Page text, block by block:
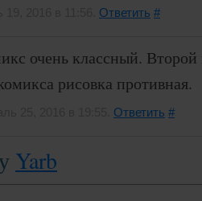
Ответить #
очень классный.
рисовка противная.
Ответить #
Yarb